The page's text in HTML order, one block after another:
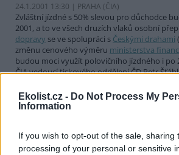
Ekolist.cz - Do Not Process My
Information
If you wish to opt-out of the sale, sharing
processing of your personal or sensitive
24.1.2001 13:30 | PRAHA (ČIA)
Zvláštní jízdné s 50% slevou pro důchodce
2001, a to ve všech druzích vlaků osobní
dopravy se ve spolupráci s Českými drahami
změnu cenového výměru ministerstva
budou moci využít polovičního jízdného i po
ČIA vedoucí tiskového oddělení ČD Petr
Chemička? Jenom taková maličká
Pražská společnost Urseta chce postavit
Obyvatelé tohoto okresního města to zjistili